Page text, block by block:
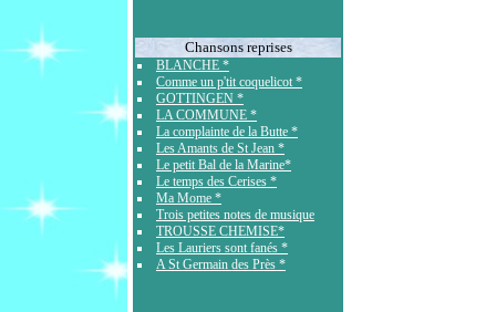
Chansons reprises
BLANCHE *
Comme un p'tit coquelicot *
GOTTINGEN *
LA COMMUNE *
La complainte de la Butte *
Les Amants de St Jean *
Le petit Bal de la Marine*
Le temps des Cerises *
Ma Mome *
Trois petites notes de musique
TROUSSE CHEMISE*
Les Lauriers sont fanés *
A St Germain des Près *